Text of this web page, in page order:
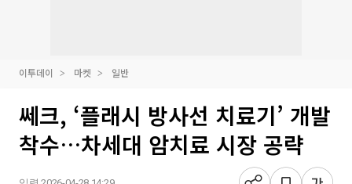
이투데이 마켓 일반
쎄크, ‘플래시 방사선 치료기’ 개발
착수…차세대 암치료 시장 공략